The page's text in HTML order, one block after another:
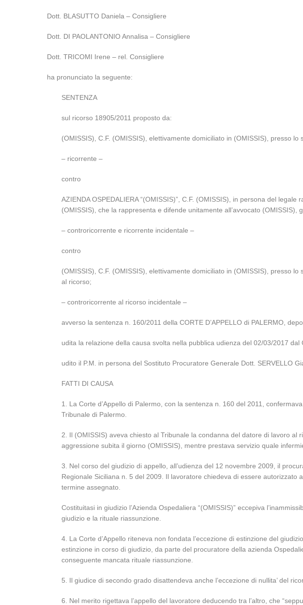
Dott. BLASUTTO Daniela – Consigliere
Dott. DI PAOLANTONIO Annalisa – Consigliere
Dott. TRICOMI Irene – rel. Consigliere
ha pronunciato la seguente:
SENTENZA
sul ricorso 18905/2011 proposto da:
(OMISSIS), C.F. (OMISSIS), elettivamente domiciliato in (OMISSIS), presso
– ricorrente –
contro
AZIENDA OSPEDALIERA “(OMISSIS)”, C.F. (OMISSIS), in persona del
(OMISSIS), che la rappresenta e difende unitamente all’avvocato (OMISSIS),
– controricorrente e ricorrente incidentale –
contro
(OMISSIS), C.F. (OMISSIS), elettivamente domiciliato in (OMISSIS), presso
al ricorso;
– controricorrente al ricorso incidentale –
avverso la sentenza n. 160/2011 della CORTE D’APPELLO di PALERMO,
udita la relazione della causa svolta nella pubblica udienza del 02/03/2017 dal
udito il P.M. in persona del Sostituto Procuratore Generale Dott. SERVELLO
FATTI DI CAUSA
1. La Corte d’Appello di Palermo, con la sentenza n. 160 del 2011,
Tribunale di Palermo.
2. Il (OMISSIS) aveva chiesto al Tribunale la condanna del datore di lavoro
aggressione subita il giorno (OMISSIS), mentre prestava servizio quale
3. Nel corso del giudizio di appello, all’udienza del 12 novembre 2009, il
Regionale Siciliana n. 5 del 2009. Il lavoratore chiedeva di essere autorizzato
termine assegnato.
Costituitasi in giudizio l’Azienda Ospedaliera “(OMISSIS)” eccepiva
giudizio e la rituale riassunzione.
4. La Corte d’Appello riteneva non fondata l’eccezione di estinzione del
estinzione in corso di giudizio, da parte del procuratore della azienda
conseguente mancata rituale riassunzione.
5. Il giudice di secondo grado disattendeva anche l’eccezione di nullita’ del
6. Nel merito rigettava l’appello del lavoratore deducendo tra l’altro, che